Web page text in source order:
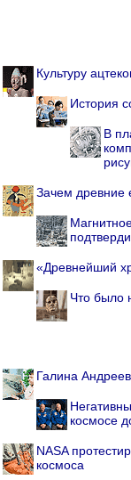
Культуру
История
В
Зачем древние
«Древнейший
Что было
Галина
космосе
NASA
космоса